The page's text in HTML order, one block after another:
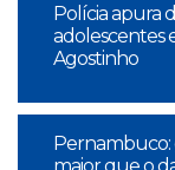
Polícia apura
adolescentes
Agostinho
Pernambuco: